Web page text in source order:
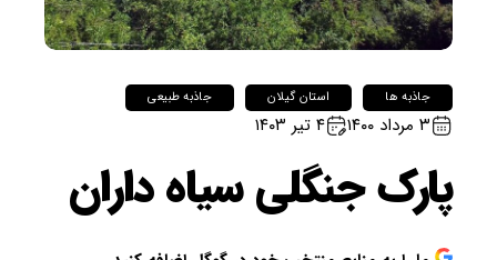
جاذبه ها استان گیلان جاذبه طبیعی
۳ مرداد ۱۴۰۰ ۴ تیر ۱۴۰۳
پارک جنگلی سیاه داران